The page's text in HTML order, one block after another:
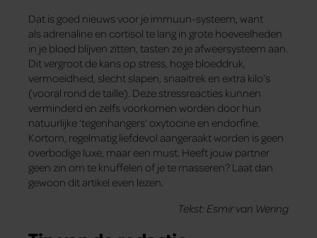
Dat is goed nieuws voor je immuun-systeem, want
als adrenaline en cortisol te lang in grote hoeveelheden
in je bloed blijven zitten, tasten ze je afweersysteem aan.
Dit vergroot de kans op stress, hoge bloeddruk,
vermoeidheid, slecht slapen, snaaitrek en extra kilo’s
(vooral rond de taille). Deze stressreacties kunnen
verminderd en zelfs voorkomen worden door hun
natuurlijke ‘tegenhangers’ oxytocine en endorfine.
Kortom, regelmatig liefdevol aangeraakt worden is geen
overbodige luxe, maar een must. Heeft jouw partner
geen zin om te knuffelen of je te masseren? Laat dan
gewoon dit artikel even lezen.
Tekst: Esmir van Wering